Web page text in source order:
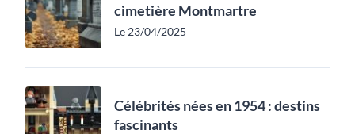
cimetière Montmartre
Le 23/04/2025
Célébrités nées en 1954 : destins
fascinants